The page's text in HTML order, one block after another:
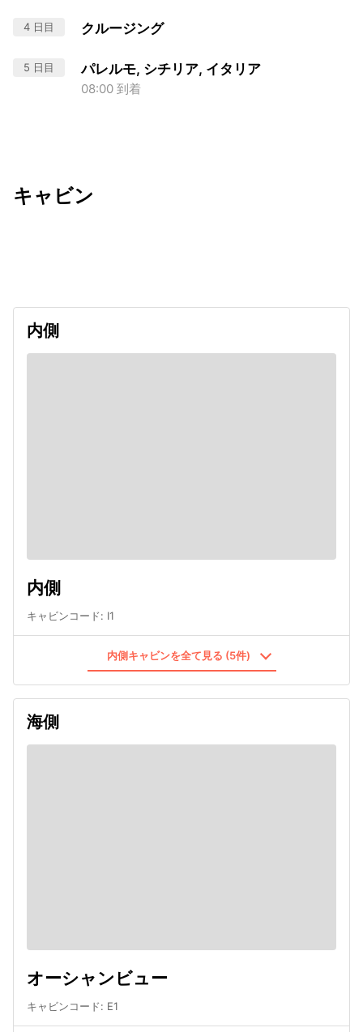
4 日目 クルージング
5 日目 パレルモ, シチリア, イタリア
08:00 到着
キャビン
内側
内側
キャビンコード: I1
内側キャビンを全て見る (5件)
海側
オーシャンビュー
キャビンコード: E1